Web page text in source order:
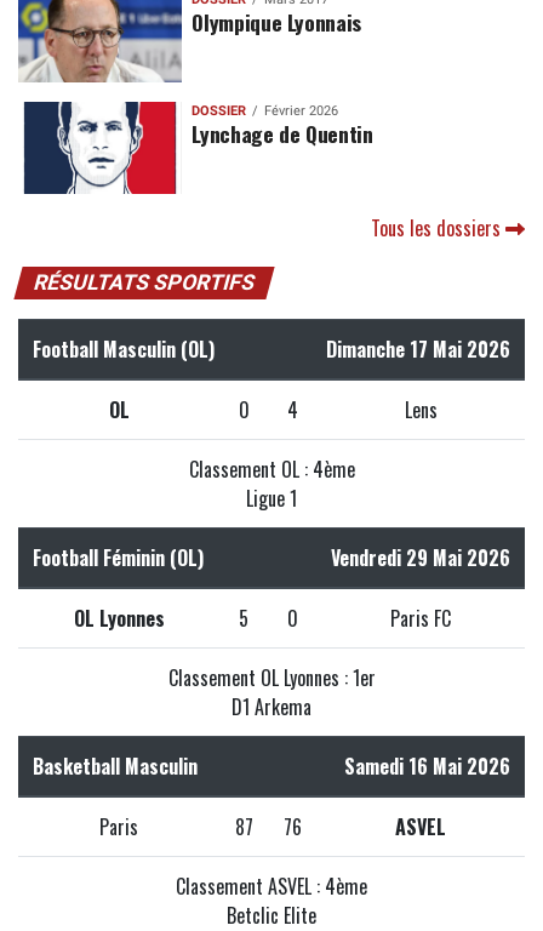
Olympique Lyonnais
DOSSIER Février 2026
Lynchage de Quentin
Tous les dossiers
RÉSULTATS SPORTIFS
Football Masculin (OL) Dimanche 17 Mai 2026
OL 0 4 Lens
Classement OL : 4ème
Ligue 1
Football Féminin (OL) Vendredi 29 Mai 2026
OL Lyonnes 5 0 Paris FC
Classement OL Lyonnes : 1er
D1 Arkema
Basketball Masculin Samedi 16 Mai 2026
Paris 87 76 ASVEL
Classement ASVEL : 4ème
Betclic Elite